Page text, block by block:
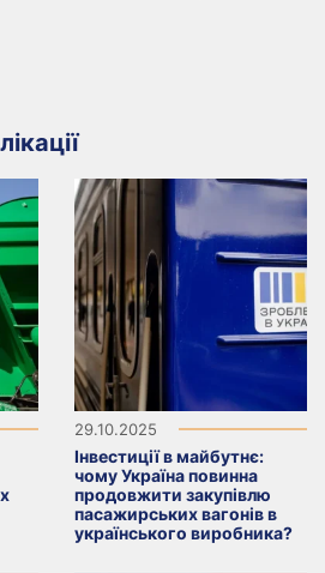
29.10.2025
Інвестиції в майбутнє:
чому Україна повинна
продовжити закупівлю
пасажирських вагонів в
українського виробника?